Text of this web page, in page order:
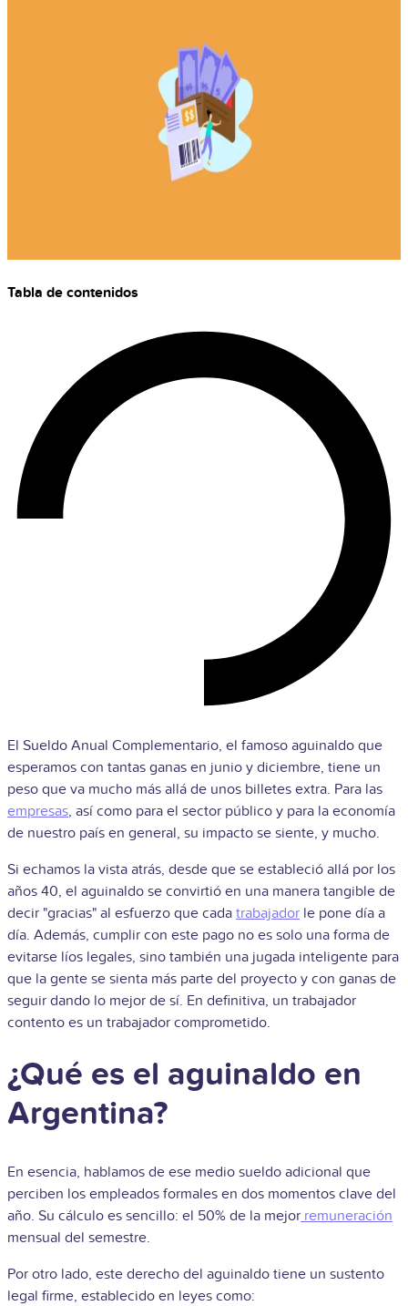
Tabla de contenidos
El Sueldo Anual Complementario, el famoso aguinaldo que
esperamos con tantas ganas en junio y diciembre, tiene un
peso que va mucho más allá de unos billetes extra. Para las
empresas, así como para el sector público y para la economía
de nuestro país en general, su impacto se siente, y mucho.
Si echamos la vista atrás, desde que se estableció allá por los
años 40, el aguinaldo se convirtió en una manera tangible de
decir "gracias" al esfuerzo que cada trabajador le pone día a
día. Además, cumplir con este pago no es solo una forma de
evitarse líos legales, sino también una jugada inteligente para
que la gente se sienta más parte del proyecto y con ganas de
seguir dando lo mejor de sí. En definitiva, un trabajador
contento es un trabajador comprometido.
¿Qué es el aguinaldo en
Argentina?
En esencia, hablamos de ese medio sueldo adicional que
perciben los empleados formales en dos momentos clave del
año. Su cálculo es sencillo: el 50% de la mejor remuneración
mensual del semestre.
Por otro lado, este derecho del aguinaldo tiene un sustento
legal firme, establecido en leyes como: